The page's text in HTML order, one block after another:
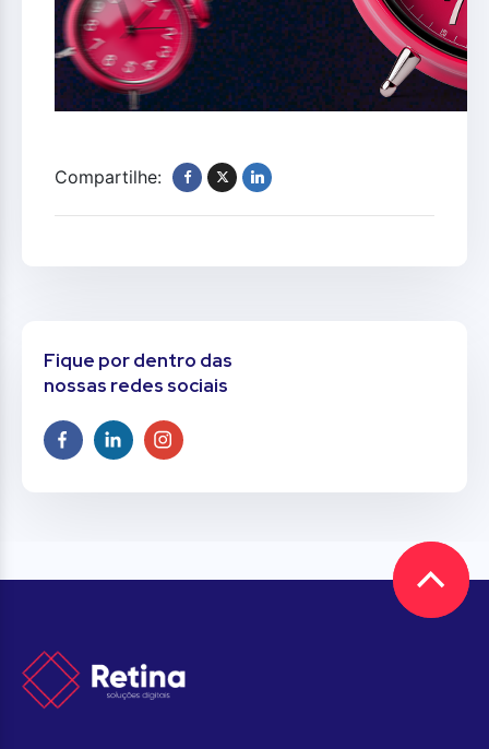
Compartilhe:
Fique por dentro das
nossas redes sociais